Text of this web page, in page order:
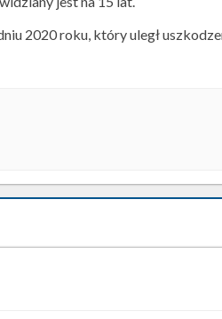
2020 roku, który uległ